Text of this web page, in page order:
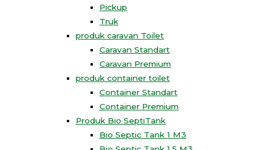
Pickup
Truk
produk caravan Toilet
Caravan Standart
Caravan Premium
produk container toilet
Container Standart
Container Premium
Produk Bio SeptiTank
Bio Septic Tank 1 M3